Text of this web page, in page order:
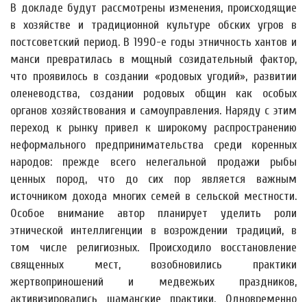
В докладе будут рассмотрены изменения, происходящие
в хозяйстве и традиционной культуре обских угров в
постсоветский период. В 1990-е годы этничность хантов и
манси превратилась в мощный созидательный фактор,
что проявилось в создании «родовых угодий», развитии
оленеводства, создании родовых общин как особых
органов хозяйствования и самоуправления. Наряду с этим
переход к рынку привел к широкому распространению
неформального предпринимательства среди коренных
народов: прежде всего нелегальной продажи рыбы
ценных пород, что до сих пор является важным
источником дохода многих семей в сельской местности.
Особое внимание автор планирует уделить роли
этнической интеллигенции в возрождении традиций, в
том числе религиозных. Происходило восстановление
священных мест, возобновились практики
жертвоприношений и медвежьих праздников,
активизировались шаманские практики. Одновременно